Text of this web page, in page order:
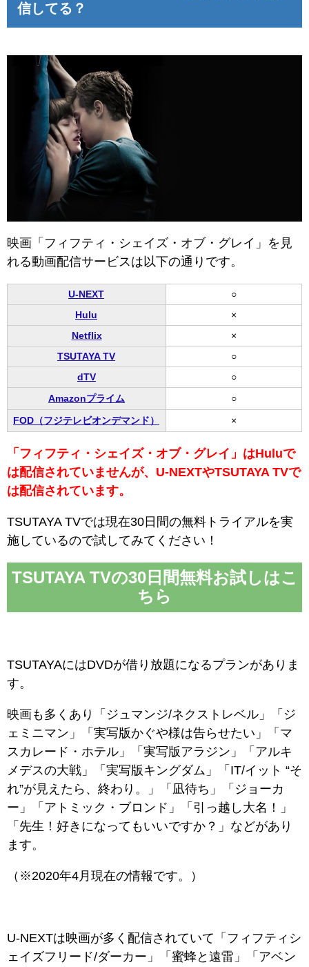
信してる？
映画「フィフティ・シェイズ・オブ・グレイ」を見
れる動画配信サービスは以下の通りです。
U-NEXT
○
Hulu
×
Netflix
×
TSUTAYA TV
○
dTV
○
Amazonプライム ○
FOD（フジテレビオンデマンド） ×
「フィフティ・シェイズ・オブ・グレイ」はHuluで
は配信されていませんが、U-NEXTやTSUTAYA TVで
は配信されています。
TSUTAYA TVでは現在30日間の無料トライアルを実
施しているので試してみてください！
TSUTAYA TVの30日間無料お試しはこ
ちら
TSUTAYAにはDVDが借り放題になるプランがありま
す。
映画も多くあり「ジュマンジ/ネクストレベル」「ジ
ェミニマン」「実写版かぐや様は告らせたい」「マ
スカレード・ホテル」「実写版アラジン」「アルキ
メデスの大戦」「実写版キングダム」「IT/イット “そ
れ”が見えたら、終わり。」「凪待ち」「ジョーカ
ー」「アトミック・ブロンド」「引っ越し大名！」
「先生！好きになってもいいですか？」などがあり
ます。
（※2020年4月現在の情報です。）
U-NEXTは映画が多く配信されていて「フィフティシ
ェイズフリード/ダーカー」「蜜蜂と遠雷」「アベン